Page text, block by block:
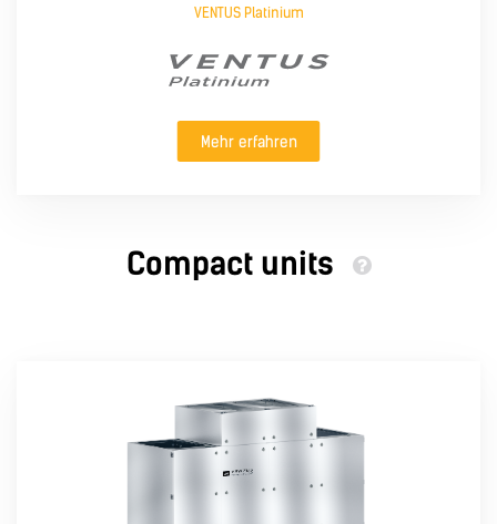
VENTUS Platinium
Mehr erfahren
Compact units